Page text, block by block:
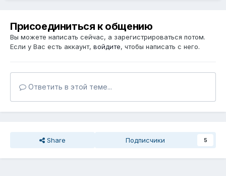
Присоединиться к общению
Вы можете написать сейчас, а зарегистрироваться потом.
Если у Вас есть аккаунт, войдите, чтобы написать с него.
Ответить в этой теме...
Share Подписчики 5